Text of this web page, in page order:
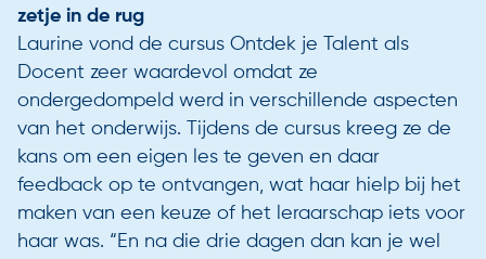
zetje in de rug
Laurine vond de cursus Ontdek je Talent als
Docent zeer waardevol omdat ze
ondergedompeld werd in verschillende aspecten
van het onderwijs. Tijdens de cursus kreeg ze de
kans om een eigen les te geven en daar
feedback op te ontvangen, wat haar hielp bij het
maken van een keuze of het leraarschap iets voor
haar was. “En na die drie dagen dan kan je wel